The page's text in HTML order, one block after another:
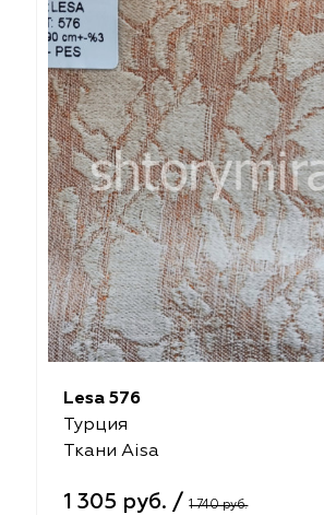
Lesa 576
Турция
Ткани Aisa
1 305 руб. /1 740 руб.